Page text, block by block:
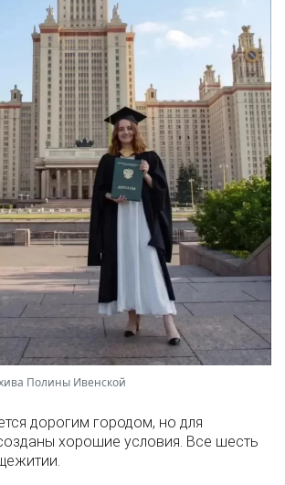
Полины Ивенской
дорогим городом, но для
хорошие условия. Все шесть